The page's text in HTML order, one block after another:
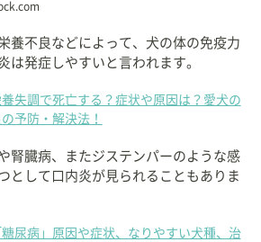
養不良などによって、犬の体の免疫力
は発症しやすいと言われます。
養失調で死亡する？症状や原因は？愛犬の
予防・解決法！
腎臓病、またジステンパーのような感
として口内炎が見られることもありま
糖尿病」原因や症状、なりやすい犬種、治